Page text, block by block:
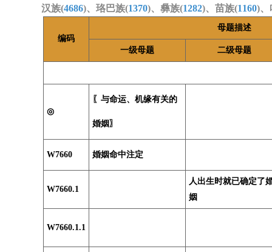
汉族(4686)、珞巴族(1370)、彝族(1282)、苗族(1160)、
编码
母题描述
一级母题 二级母题
◎
〖与命运、机缘有关的
婚姻〗
W7660 婚姻命中注定
W7660.1
人出生时就已确定了
姻
W7660.1.1